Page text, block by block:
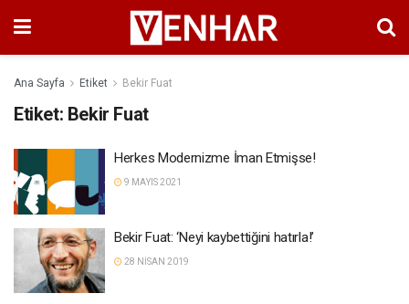
Ana Sayfa Etiket Bekir Fuat
Etiket: Bekir Fuat
Herkes Modernizme İman Etmişse!
9 MAYIS 2021
Bekir Fuat: ‘Neyi kaybettiğini hatırla!’
28 NISAN 2019